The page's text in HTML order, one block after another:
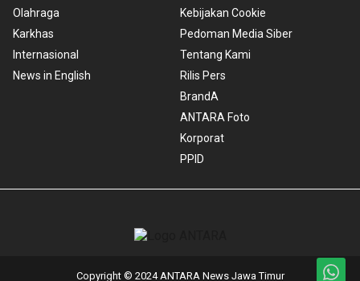
Olahraga
Karkhas
Internasional
News in English
Kebijakan Cookie
Pedoman Media Siber
Tentang Kami
Rilis Pers
BrandA
ANTARA Foto
Korporat
PPID
Copyright © 2024 ANTARA News Jawa Timur